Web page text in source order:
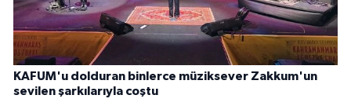
KAFUM'u dolduran binlerce müziksever Zakkum'un
sevilen şarkılarıyla coştu